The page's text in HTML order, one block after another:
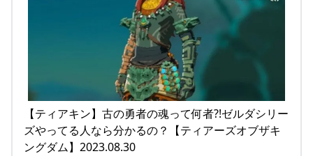
【ティアキン】古の勇者の魂って何者?!ゼルダシリー
ズやってる人なら分かるの？【ティアーズオブザキ
ングダム】2023.08.30